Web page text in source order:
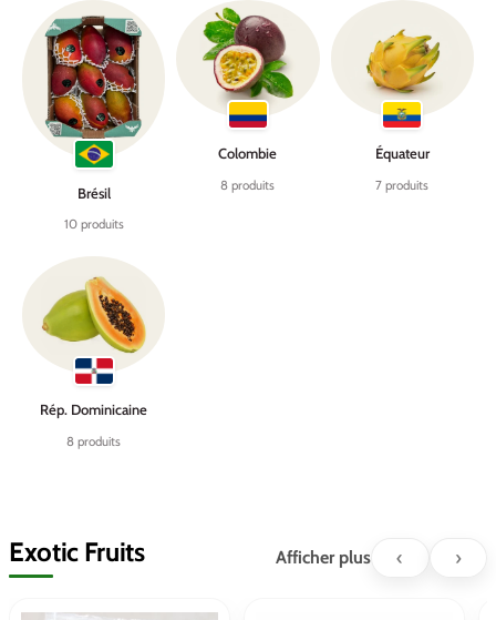
Brésil
10 produits
Colombie
8 produits
Équateur
7 produits
Rép. Dominicaine
8 produits
Exotic Fruits Afficher plus ‹ ›